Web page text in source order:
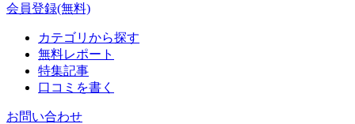
会員登録(無料)
カテゴリから探す
無料レポート
特集記事
口コミを書く
お問い合わせ